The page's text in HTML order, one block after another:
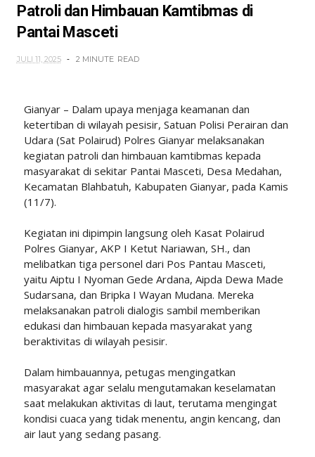
Patroli dan Himbauan Kamtibmas di
Pantai Masceti
JULI 11, 2025 2 MINUTE READ
Gianyar – Dalam upaya menjaga keamanan dan
ketertiban di wilayah pesisir, Satuan Polisi Perairan dan
Udara (Sat Polairud) Polres Gianyar melaksanakan
kegiatan patroli dan himbauan kamtibmas kepada
masyarakat di sekitar Pantai Masceti, Desa Medahan,
Kecamatan Blahbatuh, Kabupaten Gianyar, pada Kamis
(11/7).
Kegiatan ini dipimpin langsung oleh Kasat Polairud
Polres Gianyar, AKP I Ketut Nariawan, SH., dan
melibatkan tiga personel dari Pos Pantau Masceti,
yaitu Aiptu I Nyoman Gede Ardana, Aipda Dewa Made
Sudarsana, dan Bripka I Wayan Mudana. Mereka
melaksanakan patroli dialogis sambil memberikan
edukasi dan himbauan kepada masyarakat yang
beraktivitas di wilayah pesisir.
Dalam himbauannya, petugas mengingatkan
masyarakat agar selalu mengutamakan keselamatan
saat melakukan aktivitas di laut, terutama mengingat
kondisi cuaca yang tidak menentu, angin kencang, dan
air laut yang sedang pasang.